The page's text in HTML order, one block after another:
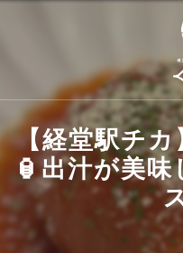
【経堂駅チカ
🏮出汁が美